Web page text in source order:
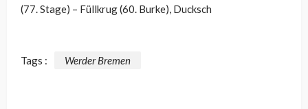
(77. Stage) – Füllkrug (60. Burke), Ducksch
Tags : Werder Bremen